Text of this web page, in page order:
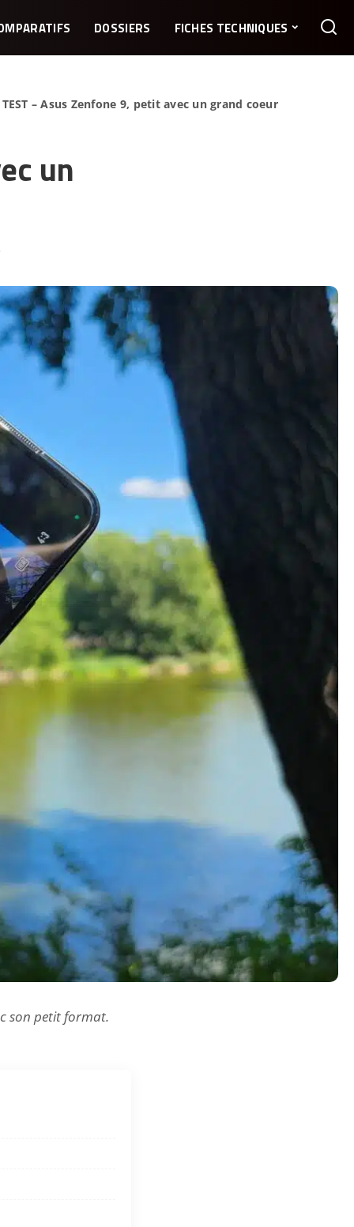
DOSSIERS FICHES TECHNIQUES
TEST – Asus Zenfone 9, petit avec un grand coeur
un
son petit format.